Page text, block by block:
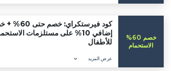
كود فيرستكراي: خصم حتى 60% + خصم
إضافي 10% على مستلزمات الاستحمام
للأطفال